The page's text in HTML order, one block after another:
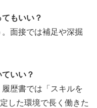
もいい？
面接では補足や深掘
いい？
歴書では「スキルを
した環境で長く働きた